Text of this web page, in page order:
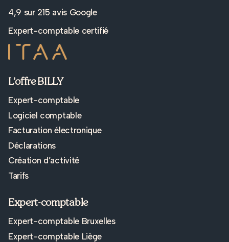
4,9 sur 215 avis Google
Expert-comptable certifié
L’offre BILLY
Expert-comptable
Logiciel comptable
Facturation électronique
Déclarations
Création d’activité
Tarifs
Expert-comptable
Expert-comptable Bruxelles
Expert-comptable Liège